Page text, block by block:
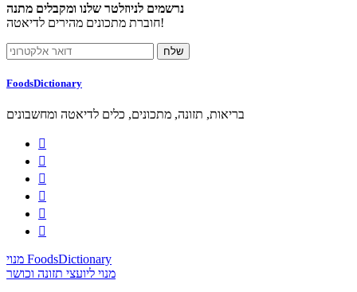
נרשמים לניוזלטר שלנו ומקבלים מתנה
חוברת מתכונים מהירים לדיאטה!
FoodsDictionary
בריאות, תזונה, מתכונים, כלים לדיאטה ומחשבונים






מנוי FoodsDictionary
מנוי ליועצי תזונה וכושר